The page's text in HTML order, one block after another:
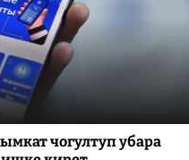
чогултуп убара